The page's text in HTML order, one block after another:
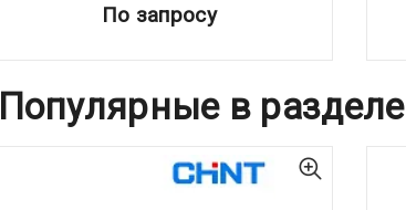
По запросу
Популярные в разделе